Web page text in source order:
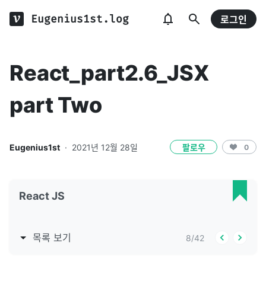
Eugenius1st.log 로그인
React_part2.6_JSX
part Two
Eugenius1st · 2021년 12월 28일 팔로우 0
React JS
목록 보기 8/42